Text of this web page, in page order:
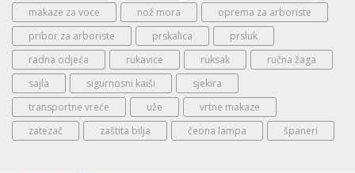
makaze za voce
nož mora
oprema za arboriste
pribor za arboriste
prskalica
prsluk
radna odjeća
rukavice ruksak
ručna žaga
sajla
sigurnosni kaiši
sjekira
transportne vreće
uže
vrtne makaze
zatezač
zaštita bilja čeona lampa španeri